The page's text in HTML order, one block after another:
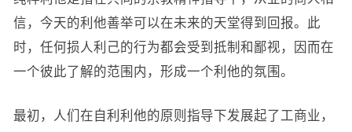
信，今天的利他善举可以在未来的天堂得到回报。此
时，任何损人利己的行为都会受到抵制和鄙视，因而在
一个彼此了解的范围内，形成一个利他的氛围。
最初，人们在自利利他的原则指导下发展起了工商业，